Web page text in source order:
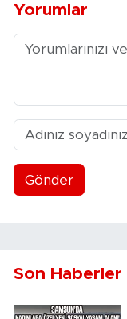
Yorumlar
Gönder
Son Haberler